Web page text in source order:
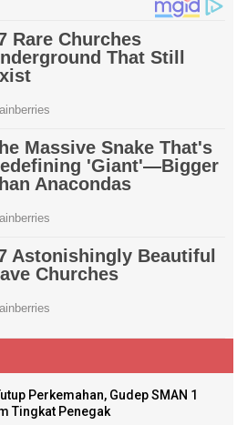
Perkemahan, Gudep SMAN 1
Tingkat Penegak